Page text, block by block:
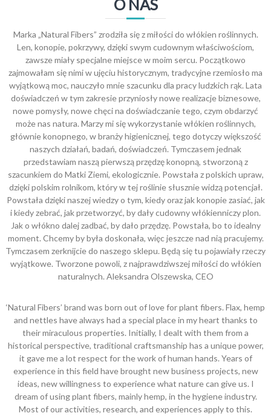
O NAS
Marka „Natural Fibers” zrodziła się z miłości do włókien roślinnych.
Len, konopie, pokrzywy, dzięki swym cudownym właściwościom,
zawsze miały specjalne miejsce w moim sercu. Początkowo
zajmowałam się nimi w ujęciu historycznym, tradycyjne rzemiosło ma
wyjątkową moc, nauczyło mnie szacunku dla pracy ludzkich rąk. Lata
doświadczeń w tym zakresie przyniosły nowe realizacje biznesowe,
nowe pomysły, nowe chęci na doświadczanie tego, czym obdarzyć
może nas natura. Marzy mi się wykorzystanie włókien roślinnych,
głównie konopnego, w branży higienicznej, tego dotyczy większość
naszych działań, badań, doświadczeń. Tymczasem jednak
przedstawiam naszą pierwszą przędzę konopną, stworzoną z
szacunkiem do Matki Ziemi, ekologicznie. Powstała z polskich upraw,
dzięki polskim rolnikom, który w tej roślinie słusznie widzą potencjał.
Powstała dzięki naszej wiedzy o tym, kiedy oraz jak konopie zasiać, jak
i kiedy zebrać, jak przetworzyć, by dały cudowny włókienniczy plon.
Jak o włókno dalej zadbać, by dało przędzę. Powstała, bo to idealny
moment. Chcemy by była doskonała, więc jeszcze nad nią pracujemy.
Tymczasem zerknijcie do naszego sklepu. Będą się tu pojawiały rzeczy
wyjątkowe. Tworzone powoli, z najprawdziwszej miłości do włókien
naturalnych. Aleksandra Olszewska, CEO
‘Natural Fibers’ brand was born out of love for plant fibers. Flax, hemp
and nettles have always had a special place in my heart thanks to
their miraculous properties. Initially, I dealt with them from a
historical perspective, traditional craftsmanship has a unique power,
it gave me a lot respect for the work of human hands. Years of
experience in this field have brought new business projects, new
ideas, new willingness to experience what nature can give us. I
dream of using plant fibers, mainly hemp, in the hygiene industry.
Most of our activities, research, and experiences apply to this.